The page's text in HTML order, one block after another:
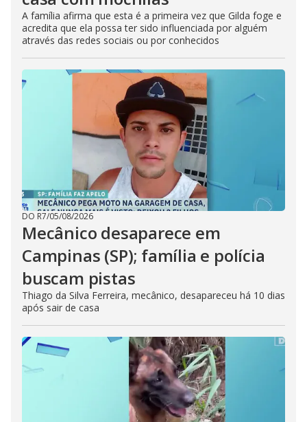
A família afirma que esta é a primeira vez que Gilda foge e
acredita que ela possa ter sido influenciada por alguém
através das redes sociais ou por conhecidos
DO R7/05/08/2026
Mecânico desaparece em
Campinas (SP); família e polícia
buscam pistas
Thiago da Silva Ferreira, mecânico, desapareceu há 10 dias
após sair de casa